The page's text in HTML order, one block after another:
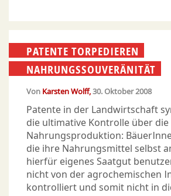
PATENTE TORPEDIEREN
NAHRUNGSSOUVERÄNITÄT
Von Karsten Wolff 30. Oktober 2008
Patente in der Landwirtschaft
die ultimative Kontrolle über die
Nahrungsproduktion:
die ihre Nahrungsmittel selbst
hierfür eigenes Saatgut
nicht von der agrochemischen
kontrolliert und somit nicht in